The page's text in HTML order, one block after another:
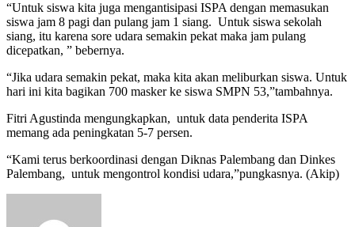
“Untuk siswa kita juga mengantisipasi ISPA dengan memasukan
siswa jam 8 pagi dan pulang jam 1 siang. Untuk siswa sekolah
siang, itu karena sore udara semakin pekat maka jam pulang
dicepatkan, ” bebernya.
“Jika udara semakin pekat, maka kita akan meliburkan siswa. Untuk
hari ini kita bagikan 700 masker ke siswa SMPN 53,”tambahnya.
Fitri Agustinda mengungkapkan, untuk data penderita ISPA
memang ada peningkatan 5-7 persen.
“Kami terus berkoordinasi dengan Diknas Palembang dan Dinkes
Palembang, untuk mengontrol kondisi udara,”pungkasnya. (Akip)